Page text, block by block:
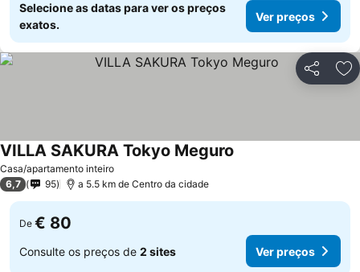
Selecione as datas para ver os preços
exatos.
Ver preços
Partilhar
Casa/apartamento inteiro
VILLA SAKURA Tokyo Meguro
6,7 95 a 5.5 km de Centro da cidade
De € 80
Consulte os preços de 2 sites Ver preços